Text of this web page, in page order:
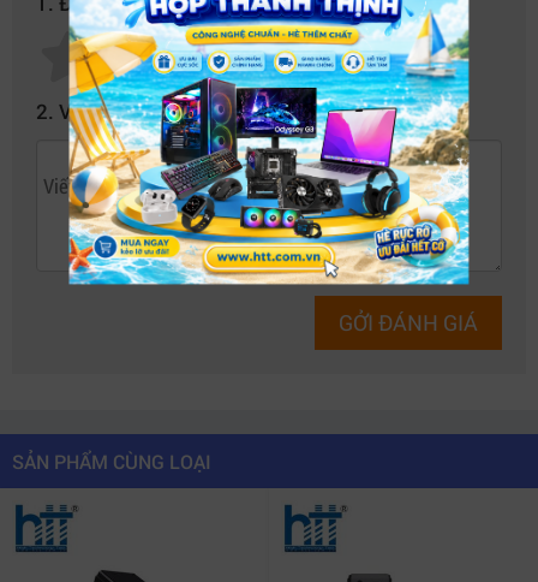
2. Hình ảnh QHD 4MP siêu nét, quan
sát ban đêm rõ ràng
Điểm nổi bật củaCamera Hành Trình IMOU S400 4MP
chính là độ phân giải cao 2560 x 1440, cho chất
lượng hình ảnh sắc nét gấp nhiều lần Full HD. Điều này
cực kỳ hữu ích trong việc ghi lại chi tiết biển số xe, tình
huống giao thông, hay các bằng chứng khi cần thiết.
Không chỉ dừng lại ở đó, sản phẩm còn được trang bị
công nghệ ghi hình ban đêm tiên tiến, giúp bạn quan
xe ban đêm hoặc di chuyển qua những khu vực thiếu
sáng.
2. Viết nhận xét của bạn vào bên dưới:
GỞI ĐÁNH GIÁ
SẢN PHẨM CÙNG LOẠI